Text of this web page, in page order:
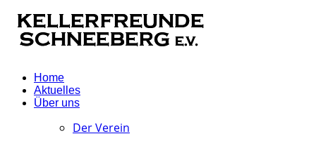
Home
Aktuelles
Über uns
Der Verein